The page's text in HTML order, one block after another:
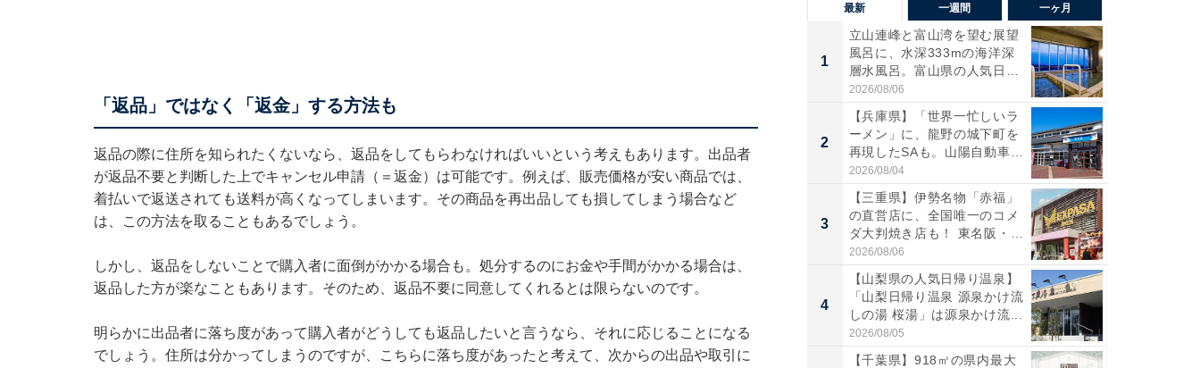
「返品」ではなく「返金」する方法も
返品の際に住所を知られたくないなら、返品をしてもらわなければいいという考えもあります。出品者
が返品不要と判断した上でキャンセル申請（＝返金）は可能です。例えば、販売価格が安い商品では、
着払いで返送されても送料が高くなってしまいます。その商品を再出品しても損してしまう場合など
は、この方法を取ることもあるでしょう。
しかし、返品をしないことで購入者に面倒がかかる場合も。処分するのにお金や手間がかかる場合は、
返品した方が楽なこともあります。そのため、返品不要に同意してくれるとは限らないのです。
明らかに出品者に落ち度があって購入者がどうしても返品したいと言うなら、それに応じることになる
でしょう。住所は分かってしまうのですが、こちらに落ち度があったと考えて、次からの出品や取引に
最新 一週間 一ヶ月
1
立山連峰と富山湾を望む展望
風呂に、水深333mの海洋深
層水風呂。富山県の人気日
帰...
2026/08/06
2
【兵庫県】「世界一忙しいラ
ーメン」に、龍野の城下町を
再現したSAも。山陽自動車
道...
2026/08/04
3
【三重県】伊勢名物「赤福」
の直営店に、全国唯一のコメ
ダ大判焼き店も！ 東名阪・
伊...
2026/08/06
4
【山梨県の人気日帰り温泉】
「山梨日帰り温泉 源泉かけ流
しの湯 桜湯」は源泉かけ流...
2026/08/05
【千葉県】918㎡の県内最大